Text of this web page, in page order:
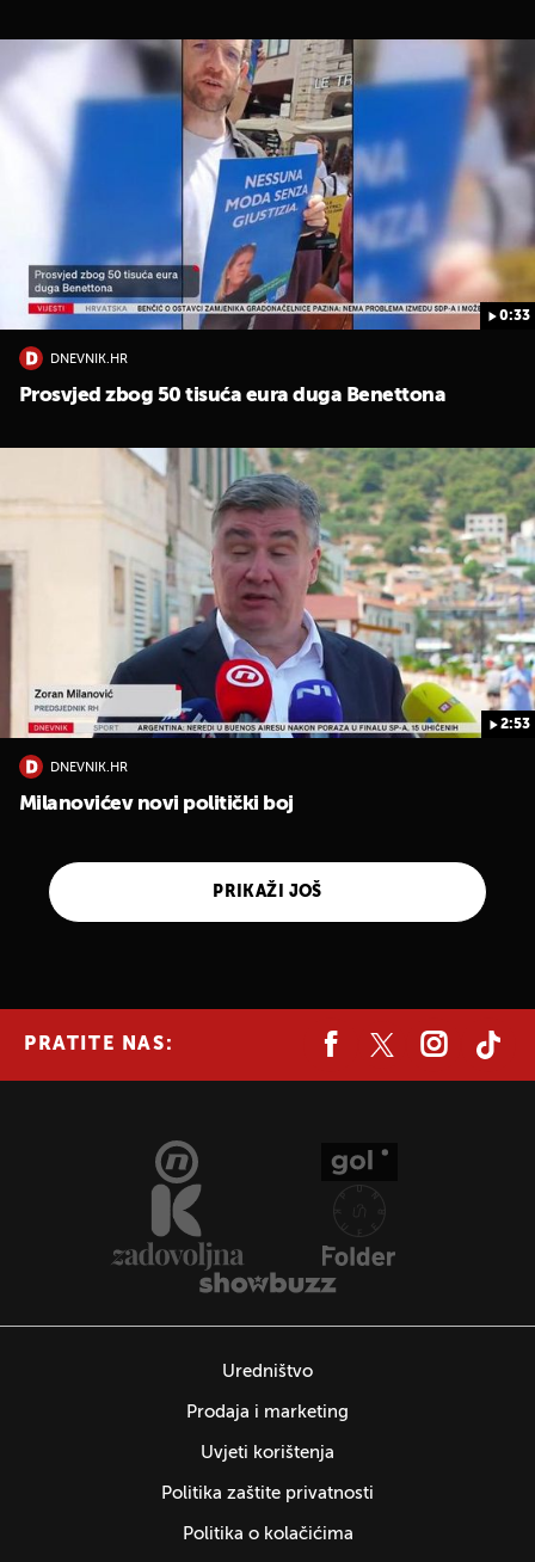
0:33
DNEVNIK.HR
Prosvjed zbog 50 tisuća eura duga Benettona
2:53
DNEVNIK.HR
Milanovićev novi politički boj
PRIKAŽI JOŠ
PRATITE NAS:
Uredništvo
Prodaja i marketing
Uvjeti korištenja
Politika zaštite privatnosti
Politika o kolačićima